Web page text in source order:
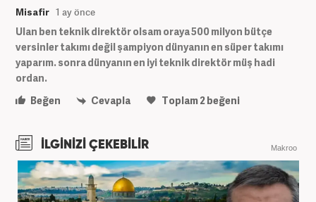
Misafir 1 ay önce
Ulan ben teknik direktör olsam oraya 500 milyon bütçe
versinler takımı değil şampiyon dünyanın en süper takımı
yaparım. sonra dünyanın en iyi teknik direktör müş hadi
ordan.
Beğen
Cevapla Toplam2beğeni
İLGİNİZİ ÇEKEBİLİR Makroo